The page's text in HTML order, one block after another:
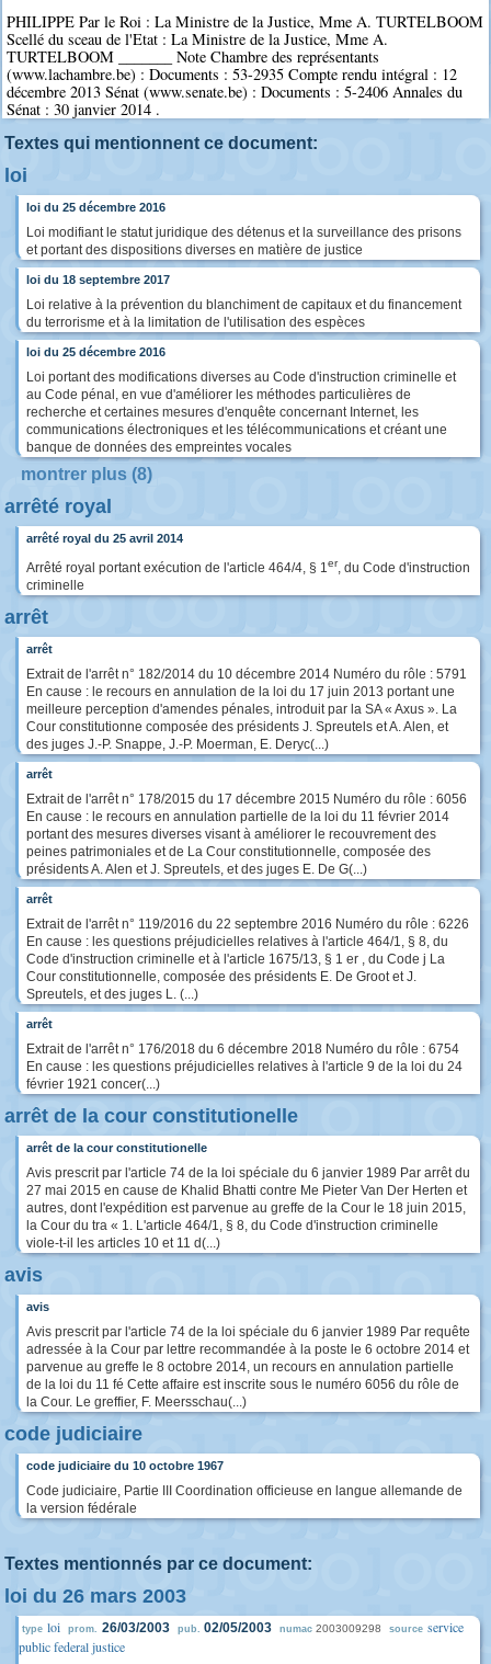
PHILIPPE Par le Roi : La Ministre de la Justice, Mme A. TURTELBOOM
Scellé du sceau de l'Etat : La Ministre de la Justice, Mme A.
TURTELBOOM _______ Note Chambre des représentants
(www.lachambre.be) : Documents : 53-2935 Compte rendu intégral : 12
décembre 2013 Sénat (www.senate.be) : Documents : 5-2406 Annales du
Sénat : 30 janvier 2014 .
Textes qui mentionnent ce document:
loi
loi du 25 décembre 2016
Loi modifiant le statut juridique des détenus et la surveillance des prisons
et portant des dispositions diverses en matière de justice
loi du 18 septembre 2017
Loi relative à la prévention du blanchiment de capitaux et du financement
du terrorisme et à la limitation de l'utilisation des espèces
loi du 25 décembre 2016
Loi portant des modifications diverses au Code d'instruction criminelle et
au Code pénal, en vue d'améliorer les méthodes particulières de
recherche et certaines mesures d'enquête concernant Internet, les
communications électroniques et les télécommunications et créant une
banque de données des empreintes vocales
montrer plus (8)
arrêté royal
arrêté royal du 25 avril 2014
Arrêté royal portant exécution de l'article 464/4, § 1er, du Code d'instruction
criminelle
arrêt
arrêt
Extrait de l'arrêt n° 182/2014 du 10 décembre 2014 Numéro du rôle : 5791
En cause : le recours en annulation de la loi du 17 juin 2013 portant une
meilleure perception d'amendes pénales, introduit par la SA « Axus ». La
Cour constitutionne composée des présidents J. Spreutels et A. Alen, et
des juges J.-P. Snappe, J.-P. Moerman, E. Deryc(...)
arrêt
Extrait de l'arrêt n° 178/2015 du 17 décembre 2015 Numéro du rôle : 6056
En cause : le recours en annulation partielle de la loi du 11 février 2014
portant des mesures diverses visant à améliorer le recouvrement des
peines patrimoniales et de La Cour constitutionnelle, composée des
présidents A. Alen et J. Spreutels, et des juges E. De G(...)
arrêt
Extrait de l'arrêt n° 119/2016 du 22 septembre 2016 Numéro du rôle : 6226
En cause : les questions préjudicielles relatives à l'article 464/1, § 8, du
Code d'instruction criminelle et à l'article 1675/13, § 1 er , du Code j La
Cour constitutionnelle, composée des présidents E. De Groot et J.
Spreutels, et des juges L. (...)
arrêt
Extrait de l'arrêt n° 176/2018 du 6 décembre 2018 Numéro du rôle : 6754
En cause : les questions préjudicielles relatives à l'article 9 de la loi du 24
février 1921 concer(...)
arrêt de la cour constitutionelle
arrêt de la cour constitutionelle
Avis prescrit par l'article 74 de la loi spéciale du 6 janvier 1989 Par arrêt du
27 mai 2015 en cause de Khalid Bhatti contre Me Pieter Van Der Herten et
autres, dont l'expédition est parvenue au greffe de la Cour le 18 juin 2015,
la Cour du tra « 1. L'article 464/1, § 8, du Code d'instruction criminelle
viole-t-il les articles 10 et 11 d(...)
avis
avis
Avis prescrit par l'article 74 de la loi spéciale du 6 janvier 1989 Par requête
adressée à la Cour par lettre recommandée à la poste le 6 octobre 2014 et
parvenue au greffe le 8 octobre 2014, un recours en annulation partielle
de la loi du 11 fé Cette affaire est inscrite sous le numéro 6056 du rôle de
la Cour. Le greffier, F. Meersschau(...)
code judiciaire
code judiciaire du 10 octobre 1967
Code judiciaire, Partie III Coordination officieuse en langue allemande de
la version fédérale
Textes mentionnés par ce document:
loi du 26 mars 2003
type loi prom. 26/03/2003 pub. 02/05/2003 numac 2003009298 source service
public federal justice